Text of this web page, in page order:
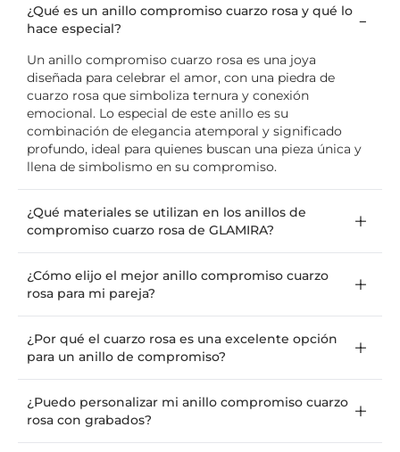
¿Qué es un anillo compromiso cuarzo rosa y qué lo
hace especial?
Un anillo compromiso cuarzo rosa es una joya
diseñada para celebrar el amor, con una piedra de
cuarzo rosa que simboliza ternura y conexión
emocional. Lo especial de este anillo es su
combinación de elegancia atemporal y significado
profundo, ideal para quienes buscan una pieza única y
llena de simbolismo en su compromiso.
¿Qué materiales se utilizan en los anillos de
compromiso cuarzo rosa de GLAMIRA?
¿Cómo elijo el mejor anillo compromiso cuarzo
rosa para mi pareja?
¿Por qué el cuarzo rosa es una excelente opción
para un anillo de compromiso?
¿Puedo personalizar mi anillo compromiso cuarzo
rosa con grabados?